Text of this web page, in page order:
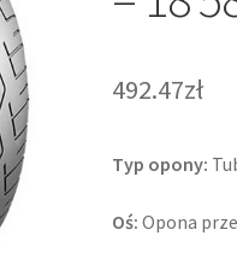
492.47zł
Typ opony:
Oś: Opona